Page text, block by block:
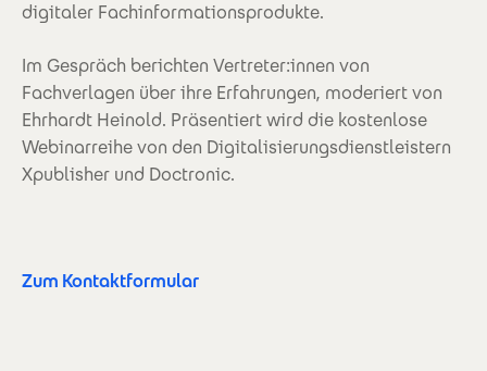
digitaler Fachinformationsprodukte.
Im Gespräch berichten Vertreter:innen von
Fachverlagen über ihre Erfahrungen, moderiert von
Ehrhardt Heinold. Präsentiert wird die kostenlose
Webinarreihe von den Digitalisierungsdienstleistern
Xpublisher und Doctronic.
Zum Kontaktformular